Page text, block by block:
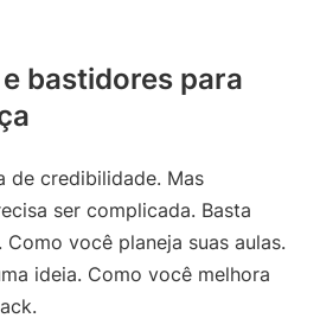
bastidores para
de credibilidade. Mas
ser complicada. Basta
você planeja suas aulas.
ideia. Como você melhora